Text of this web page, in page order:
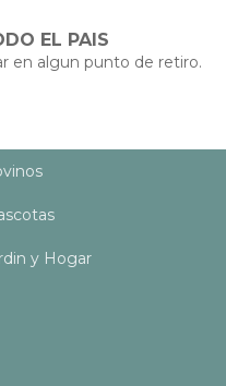
EL PAIS
en algun punto de retiro.
y Hogar